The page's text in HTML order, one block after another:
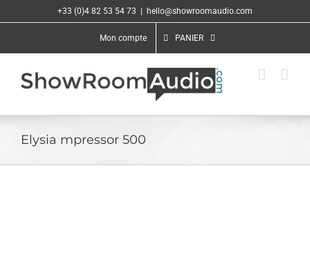
au
+33 (0)4 82 53 54 73 hello@showroomaudio.com
Mon compte PANIER
Elysia mpressor 500